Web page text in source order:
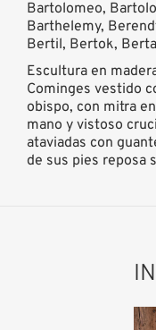
Bartolomeo,
Barthelemy,
Bertil, Bertok,
Escultura en
Cominges vestido
obispo, con mitra
mano y vistoso
ataviadas con
de sus pies reposa